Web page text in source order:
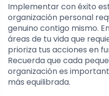
Implementar con éxito
organización personal
genuino contigo mismo.
áreas de tu vida que
prioriza tus acciones en
Recuerda que cada
organización es
más equilibrada.